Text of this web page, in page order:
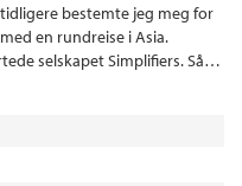
bestemte jeg meg for
en rundreise i Asia.
selskapet Simplifiers. Så…